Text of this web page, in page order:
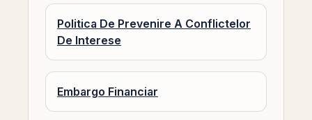
Politica De Prevenire A Conflictelor
De Interese
Embargo Financiar